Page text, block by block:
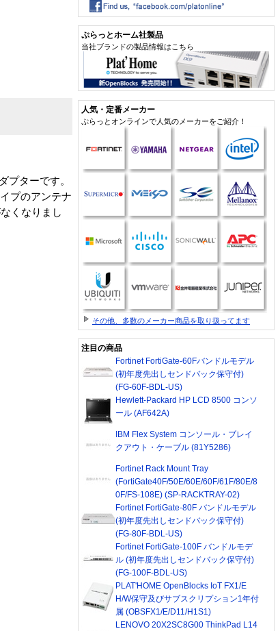
プターです。
プのアンテナ
くなりまし
ぷらっとホーム社製品
当社ブランドの製品情報はこちら
人気・定番メーカー
ぷらっとオンラインで人気のメーカーをご紹介！
その他、多数のメーカー商品を取り扱ってます
注目の商品
Fortinet FortiGate-60Fバンドルモデル
(初年度先出しセンドバック保守付)
(FG-60F-BDL-US)
Hewlett-Packard HP LCD 8500 コンソ
ール (AF642A)
IBM Flex System コンソール・ブレイ
クアウト・ケーブル (81Y5286)
Fortinet Rack Mount Tray
(FortiGate40F/50E/60E/60F/61F/80E/8
0F/FS-108E) (SP-RACKTRAY-02)
Fortinet FortiGate-80F バンドルモデル
(初年度先出しセンドバック保守付)
(FG-80F-BDL-US)
Fortinet FortiGate-100F バンドルモデ
ル (初年度先出しセンドバック保守付)
(FG-100F-BDL-US)
PLAT'HOME OpenBlocks IoT FX1/E
H/W保守及びサブスクリプション1年付
属 (OBSFX1/E/D11/H1S1)
LENOVO 20X2SC8G00 ThinkPad L14